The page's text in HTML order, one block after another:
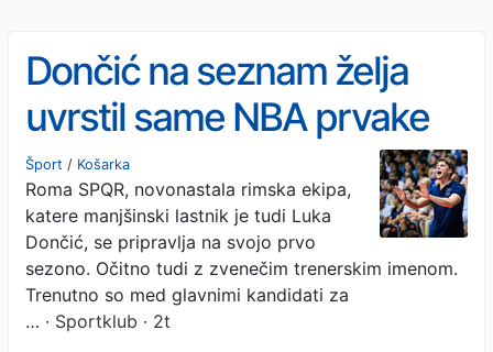
Dončić na seznam želja
uvrstil same NBA prvake
Šport / Košarka
Roma SPQR, novonastala rimska ekipa,
katere manjšinski lastnik je tudi Luka
Dončić, se pripravlja na svojo prvo
sezono. Očitno tudi z zvenečim trenerskim imenom.
Trenutno so med glavnimi kandidati za
… · Sportklub · 2t